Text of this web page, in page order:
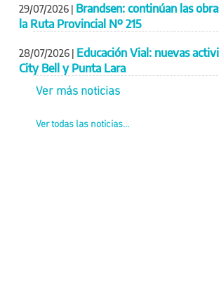
29/07/2026 | Brandsen: continúan las
la Ruta Provincial Nº 215
28/07/2026 | Educación Vial: nuevas
City Bell y Punta Lara
Ver más noticias
Ver todas las noticias...